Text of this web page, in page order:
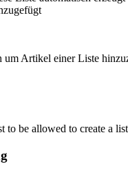
um Artikel einer Liste
to be allowed to create a list